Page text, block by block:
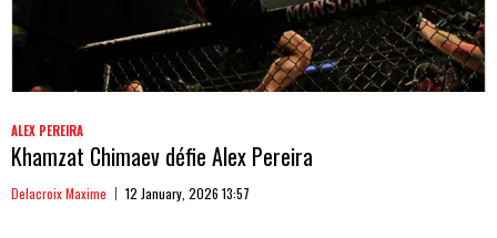
ALEX PEREIRA
Khamzat Chimaev défie Alex Pereira
Delacroix Maxime 12 January, 2026 13:57